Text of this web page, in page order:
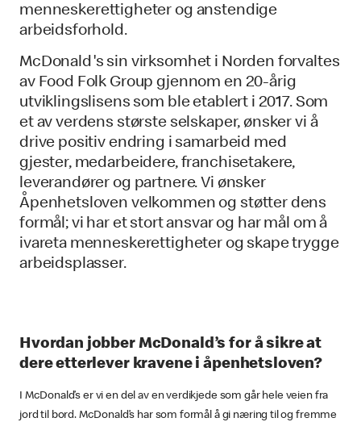
menneskerettigheter og anstendige
arbeidsforhold.
McDonald's sin virksomhet i Norden forvaltes
av Food Folk Group gjennom en 20-årig
utviklingslisens som ble etablert i 2017. Som
et av verdens største selskaper, ønsker vi å
drive positiv endring i samarbeid med
gjester, medarbeidere, franchisetakere,
leverandører og partnere. Vi ønsker
Åpenhetsloven velkommen og støtter dens
formål; vi har et stort ansvar og har mål om å
ivareta menneskerettigheter og skape trygge
arbeidsplasser.
Hvordan jobber McDonald’s for å sikre at
dere etterlever kravene i åpenhetsloven?
I McDonald’s er vi en del av en verdikjede som går hele veien fra
jord til bord. McDonald’s har som formål å gi næring til og fremme